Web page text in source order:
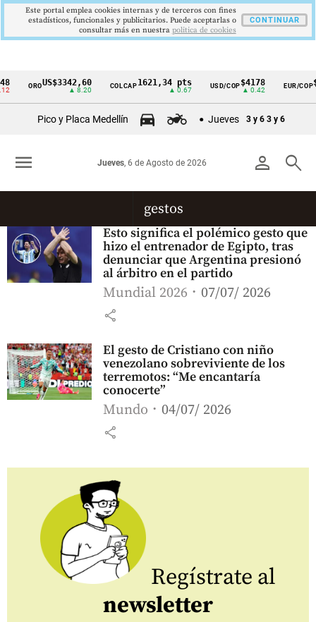
Cintillo
Colombia
OROUS$3342,60
▲ 8.20
COLCAP1621,34 pts
▲ 0.67
USD/COP$4178
▲ 0.42
EUR/COP
Pico y Placa Medellín Jueves 3 y 6 3 y 6
person search
Jueves, 6 de Agosto de 2026
menu
gestos
Esto significa el polémico gesto que
hizo el entrenador de Egipto, tras
denunciar que Argentina presionó
al árbitro en el partido
Mundial 2026 07/07/ 2026
share
El gesto de Cristiano con niño
venezolano sobreviviente de los
terremotos: “Me encantaría
conocerte”
Mundo 04/07/ 2026
share
Regístrate al
newsletter
Este portal emplea cookies internas y de terceros con fines
estadísticos, funcionales y publicitarios. Puede aceptarlas o
consultar más en nuestra politica de cookies
CONTINUAR